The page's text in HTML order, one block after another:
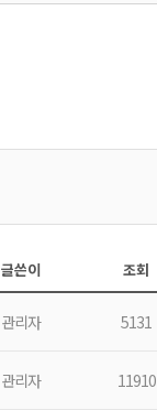
글쓴이 조회
관리자 5131
관리자 11910